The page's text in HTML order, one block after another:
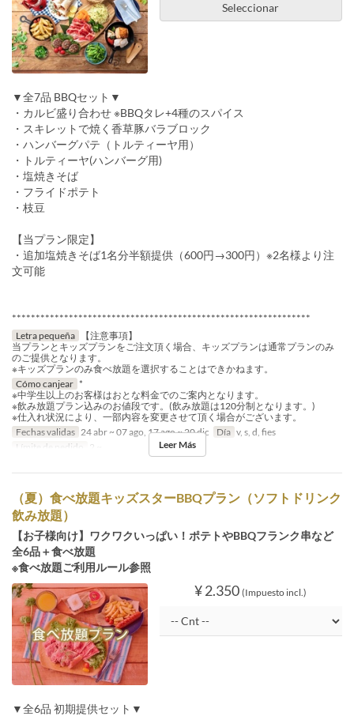
Seleccionar
▼全7品 BBQセット▼
・カルビ盛り合わせ ※BBQタレ+4種のスパイス
・スキレットで焼く香草豚バラブロック
・ハンバーグパテ（トルティーヤ用）
・トルティーヤ(ハンバーグ用)
・塩焼きそば
・フライドポテト
・枝豆
【当プラン限定】
・追加塩焼きそば1名分半額提供（600円→300円）※2名様より注
文可能
***************************************************************
Letra pequeña
【注意事項】
当プランとキッズプランをご注文頂く場合、キッズプランは通常プランのみ
のご提供となります。
※キッズプランのみ食べ放題を選択することはできかねます。
Cómo canjear *
※中学生以上のお客様はおとな料金でのご案内となります。
※飲み放題プラン込みのお値段です。(飲み放題は120分制となります。)
※仕入れ状況により、一部内容を変更させて頂く場合がございます。
Fechas validas 24 abr ~ 07 ago, 17 ago ~ 20 dic Día v, s, d, fies
Límite de pedido
2 ~ Leer Más
（夏）食べ放題キッズスターBBQプラン（ソフトドリンク
飲み放題）
【お子様向け】ワクワクいっぱい！ポテトやBBQフランク串など
全6品＋食べ放題
※食べ放題ご利用ルール参照
¥ 2.350 (Impuesto incl.)
▼全6品 初期提供セット▼